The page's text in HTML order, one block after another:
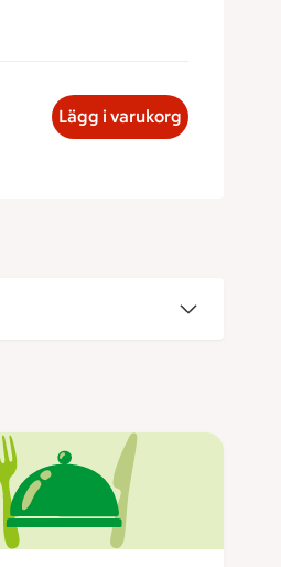
öka värdet, eller ange ett
Lägg i varukorg